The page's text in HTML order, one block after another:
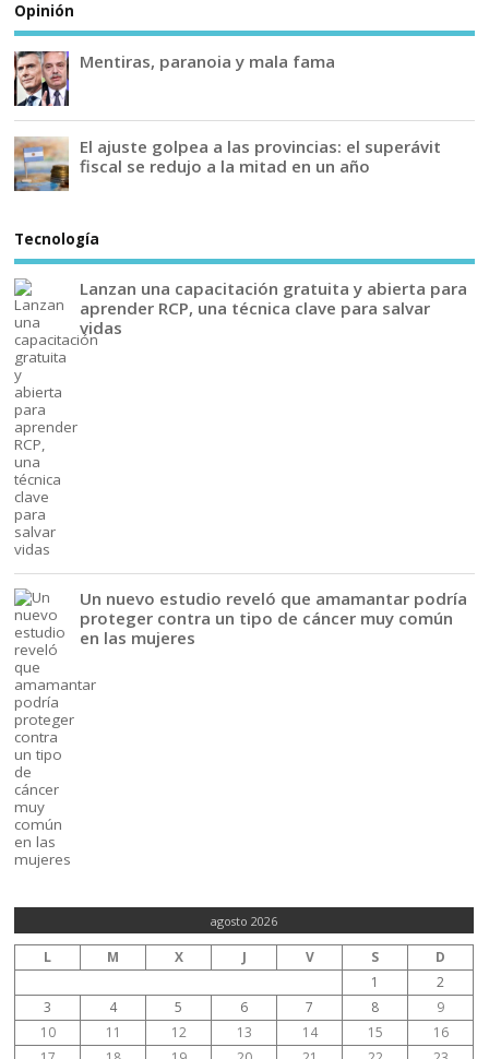
Opinión
Mentiras, paranoia y mala fama
El ajuste golpea a las provincias: el superávit
fiscal se redujo a la mitad en un año
Tecnología
Lanzan una capacitación gratuita y abierta para
aprender RCP, una técnica clave para salvar
vidas
Un nuevo estudio reveló que amamantar podría
proteger contra un tipo de cáncer muy común
en las mujeres
agosto 2026
L M X J V S
D
1
2
3
4 5 6 7 8
9
10
11 12 13 14 15
16